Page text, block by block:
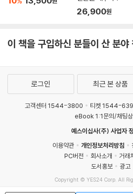
26,900원
이 책을 구입하신 분들이 산 분야
로그인 최근 본 상품
고객센터 1544-3800 티켓 1544-
eBook 1:1문의/채팅
예스이십사(주) 사업자
이용약관
개인정보처리방침
PC버전
회사소개
거래
도서홍보
광고
Copyright © YES24 Corp. All